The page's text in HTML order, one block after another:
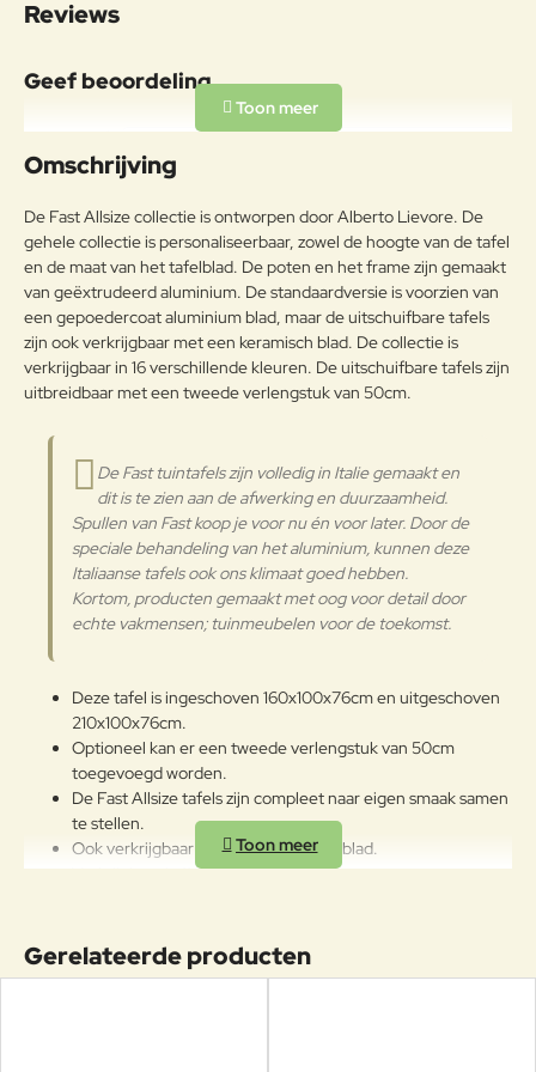
Aluminium
Aluminiumlegeringen,
buitengewoon geschikt voor de
weerstaan en met poeder gelakt.
Onderhoudsadvies
Aluminium
Om het product lange tijd in
uitstekende staat te houden, raden
we aan om het correct en
reiniging vaker op plaatsen die
Het wordt aanbevolen om de
oppervlakken met een zachte doek
en met water of neutrale
reinigingsmiddelen te reinigen. De
langdurige en continue
blootstelling aan intense uv-
straling of aan erg lage
gekleurde polyestercoating
om de producten wanneer ze
lange tijd niet gebruikt worden of
in de winter te reinigen en op een
beschermde plek op te bergen.
Reviews
Geef beoordeling
Uw naam:
g:
Note:HTML-code wordt niet vertaald!
Waardering:
Waarderin
g:
Slecht Goed
Verder
Omschrijving
De Fast Allsize collectie is ontworpen door Alberto Lievore. De
gehele collectie is personaliseerbaar, zowel de hoogte van de tafel
en de maat van het tafelblad. De poten en het frame zijn gemaakt
van geëxtrudeerd aluminium. De standaardversie is voorzien van
een gepoedercoat aluminium blad, maar de uitschuifbare tafels
zijn ook verkrijgbaar met een keramisch blad. De collectie is
verkrijgbaar in 16 verschillende kleuren. De uitschuifbare tafels zijn
uitbreidbaar met een tweede verlengstuk van 50cm.
De Fast tuintafels zijn volledig in Italie gemaakt en
dit is te zien aan de afwerking en duurzaamheid.
Spullen van Fast koop je voor nu én voor later. Door de
speciale behandeling van het aluminium, kunnen deze
Italiaanse tafels ook ons klimaat goed hebben.
Kortom, producten gemaakt met oog voor detail door
echte vakmensen; tuinmeubelen voor de toekomst.
Deze tafel is ingeschoven 160x100x76cm en uitgeschoven
210x100x76cm.
Optioneel kan er een tweede verlengstuk van 50cm
toegevoegd worden.
De Fast Allsize tafels zijn compleet naar eigen smaak samen
te stellen.
Ook verkrijgbaar met keramisch tafelblad.
Verkrijgbaar in 11 afmetingen en 16 kleuren.
Geschikt voor vele jaren buitenplezier!
Gerelateerde producten